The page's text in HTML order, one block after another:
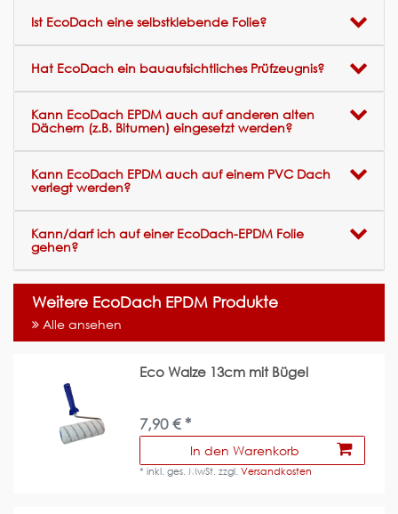
Ist EcoDach eine selbstklebende Folie?
Hat EcoDach ein bauaufsichtliches Prüfzeugnis?
Kann EcoDach EPDM auch auf anderen alten
Dächern (z.B. Bitumen) eingesetzt werden?
Kann EcoDach EPDM auch auf einem PVC Dach
verlegt werden?
Kann/darf ich auf einer EcoDach-EPDM Folie
gehen?
Weitere EcoDach EPDM Produkte
Alle ansehen
Eco Walze 13cm mit Bügel
7,90 € *
In den Warenkorb
*inkl. ges. MwSt.zzgl.Versandkosten